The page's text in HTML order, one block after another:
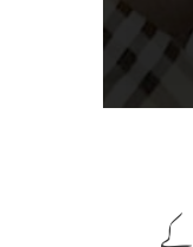
کے